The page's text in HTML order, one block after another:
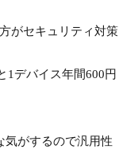
がセキュリティ対策
1デバイス年間600円
がするので汎用性